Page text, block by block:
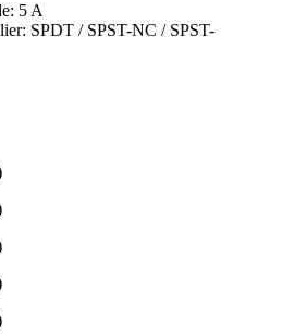
5 A
SPDT / SPST-NC / SPST-